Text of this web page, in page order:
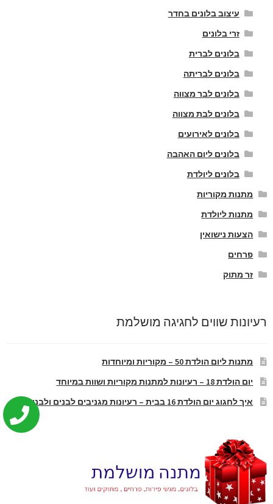
עיצוב בלונים בחדר
זרי בלונים
בלונים לברית
בלונים לבריתה
בלונים לבר מצווה
בלונים לבת מצווה
בלונים לאירועים
בלונים ליום האהבה
בלונים ליולדת
מתנות מקוריות
מתנות ליולדת
הצעות נישואין
פרחים
זר מתוק
רעיונות שווים לחגיגה מושלמת
מתנות ליום הולדת 50 – מקוריות ומיוחדות
יום הולדת 18 – רעיונות למתנות מקוריות ושוות במיוחד
איך לחגוג יום הולדת 16 בבית – רעיונות מגניבים לבנים ולבנות